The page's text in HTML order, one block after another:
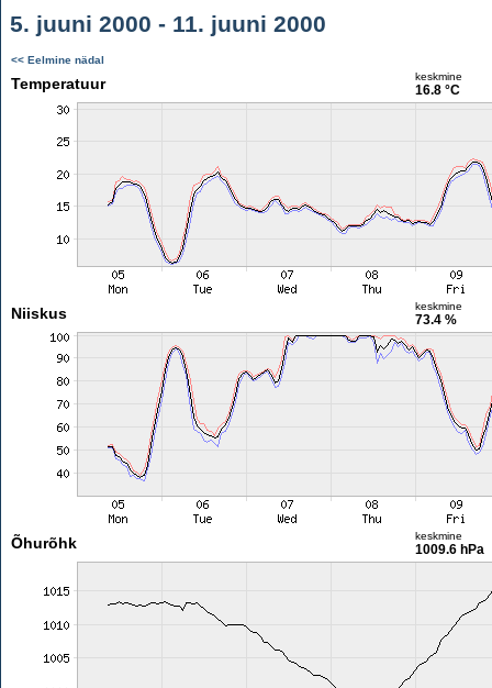
5. juuni 2000 - 11. juuni 2000
<< Eelmine nädal
Temperatuur keskmine
16.8 °C
Niiskus keskmine
73.4 %
Õhurõhk keskmine
1009.6 hPa